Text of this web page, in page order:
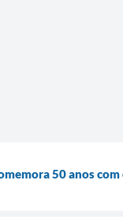
50 anos